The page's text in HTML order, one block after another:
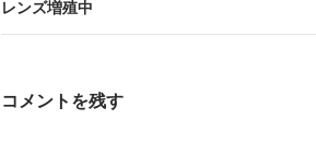
ビ
ゲ
レンズ増殖中
コメントを残す